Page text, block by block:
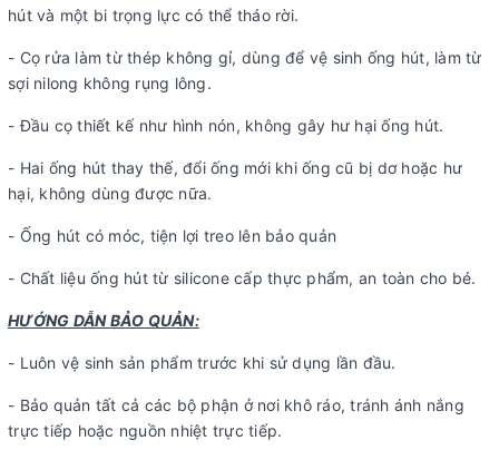
hút và một bi trọng lực có thể tháo rời.
- Cọ rửa làm từ thép không gỉ, dùng để vệ sinh ống hút, làm từ
sợi nilong không rụng lông.
- Đầu cọ thiết kế như hình nón, không gây hư hại ống hút.
- Hai ống hút thay thế, đổi ống mới khi ống cũ bị dơ hoặc hư
hại, không dùng được nữa.
- Ống hút có móc, tiện lợi treo lên bảo quản
- Chất liệu ống hút từ silicone cấp thực phẩm, an toàn cho bé.
HƯỚNG DẪN BẢO QUẢN:
- Luôn vệ sinh sản phẩm trước khi sử dụng lần đầu.
- Bảo quản tất cả các bộ phận ở nơi khô ráo, tránh ánh nắng
trực tiếp hoặc nguồn nhiệt trực tiếp.